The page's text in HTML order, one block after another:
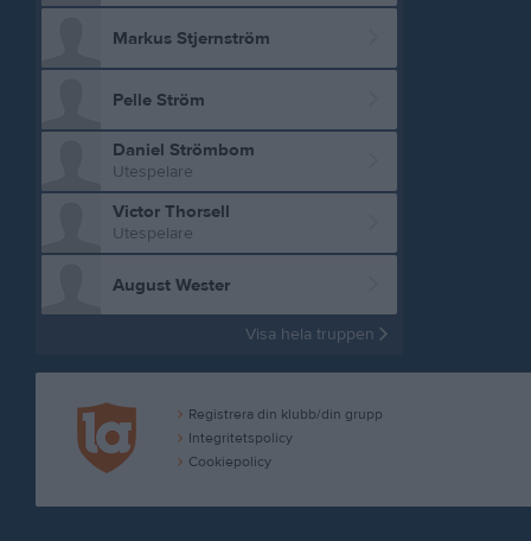
Markus Stjernström
Pelle Ström
Daniel Strömbom
Utespelare
Victor Thorsell
Utespelare
August Wester
Visa hela truppen
Registrera din klubb/din grupp
Integritetspolicy
Cookiepolicy